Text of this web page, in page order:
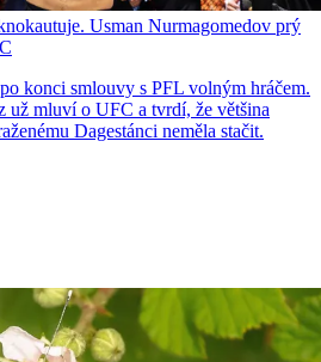
Usman Nurmagomedov prý
konci smlouvy s PFL volným hráčem.
už mluví o UFC a tvrdí, že většina
Dagestánci neměla stačit.